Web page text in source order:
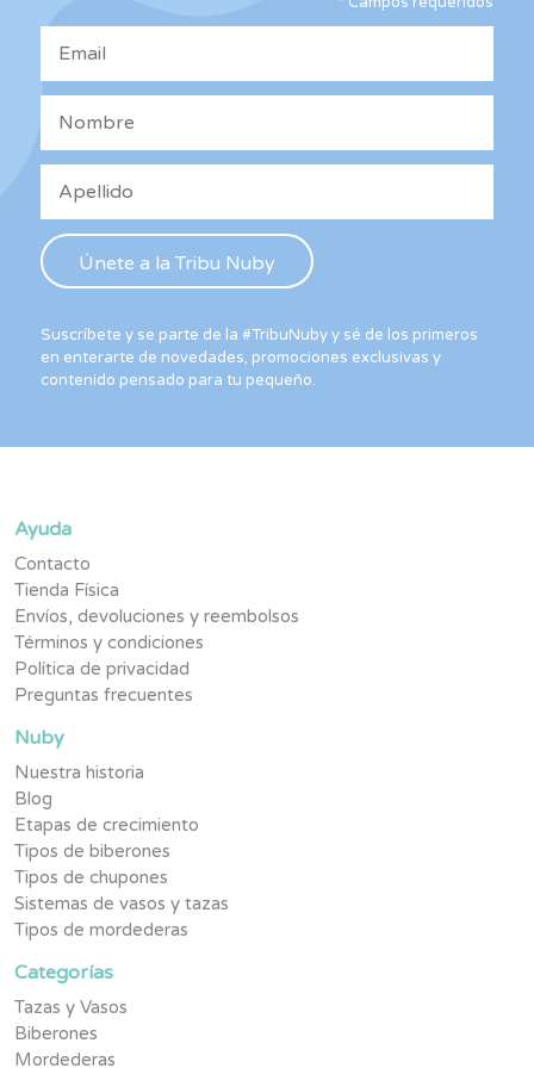
de
Suscríbete y se parte de la #TribuNuby y sé de los primeros
en enterarte de novedades, promociones exclusivas y
contenido pensado para tu pequeño.
Ayuda
Contacto
Tienda Física
Envíos, devoluciones y reembolsos
Términos y condiciones
Política de privacidad
Preguntas frecuentes
Nuby
Nuestra historia
Blog
Etapas de crecimiento
Tipos de biberones
Tipos de chupones
Sistemas de vasos y tazas
Tipos de mordederas
Categorías
Tazas y Vasos
Biberones
Mordederas